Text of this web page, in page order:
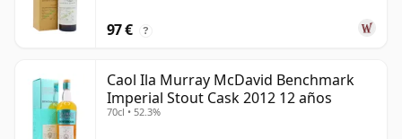
97 € ?
Caol Ila Murray McDavid Benchmark
Imperial Stout Cask 2012 12 años
70cl • 52.3%